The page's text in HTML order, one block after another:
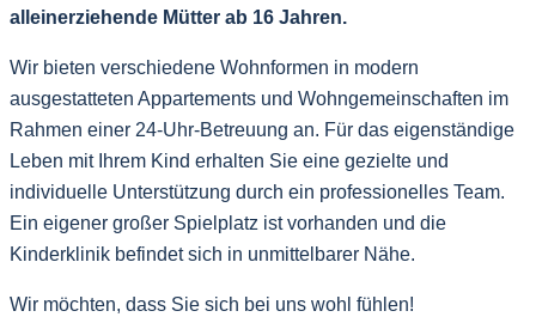
alleinerziehende Mütter ab 16 Jahren.
Wir bieten verschiedene Wohnformen in modern
ausgestatteten Appartements und Wohngemeinschaften im
Rahmen einer 24-Uhr-Betreuung an. Für das eigenständige
Leben mit Ihrem Kind erhalten Sie eine gezielte und
individuelle Unterstützung durch ein professionelles Team.
Ein eigener großer Spielplatz ist vorhanden und die
Kinderklinik befindet sich in unmittelbarer Nähe.
Wir möchten, dass Sie sich bei uns wohl fühlen!